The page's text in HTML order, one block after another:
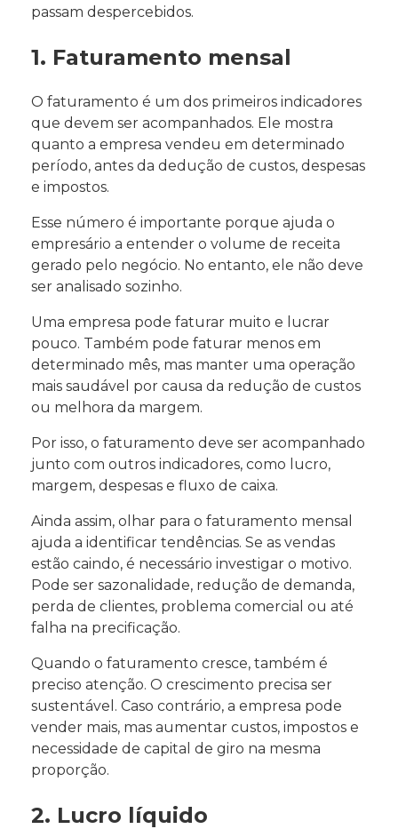
passam despercebidos.
1. Faturamento mensal
O faturamento é um dos primeiros indicadores
que devem ser acompanhados. Ele mostra
quanto a empresa vendeu em determinado
período, antes da dedução de custos, despesas
e impostos.
Esse número é importante porque ajuda o
empresário a entender o volume de receita
gerado pelo negócio. No entanto, ele não deve
ser analisado sozinho.
Uma empresa pode faturar muito e lucrar
pouco. Também pode faturar menos em
determinado mês, mas manter uma operação
mais saudável por causa da redução de custos
ou melhora da margem.
Por isso, o faturamento deve ser acompanhado
junto com outros indicadores, como lucro,
margem, despesas e fluxo de caixa.
Ainda assim, olhar para o faturamento mensal
ajuda a identificar tendências. Se as vendas
estão caindo, é necessário investigar o motivo.
Pode ser sazonalidade, redução de demanda,
perda de clientes, problema comercial ou até
falha na precificação.
Quando o faturamento cresce, também é
preciso atenção. O crescimento precisa ser
sustentável. Caso contrário, a empresa pode
vender mais, mas aumentar custos, impostos e
necessidade de capital de giro na mesma
proporção.
2. Lucro líquido